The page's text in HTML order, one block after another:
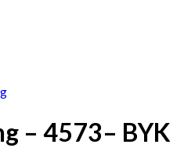
– 4573– BYK